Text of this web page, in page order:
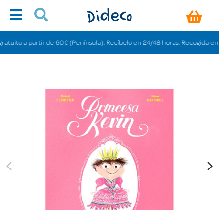
a partir de 60€ (Península). Recíbelo en 24/48 horas. Recogida en